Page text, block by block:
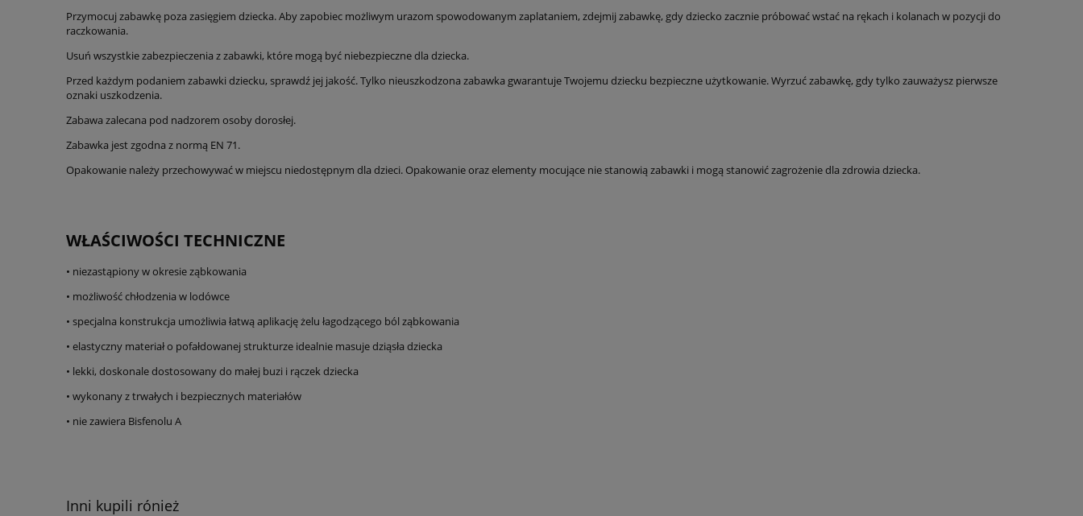
Przymocuj zabawkę poza zasięgiem dziecka. Aby zapobiec możliwym urazom spowodowanym zaplataniem, zdejmij zabawkę, gdy dziecko zacznie próbować wstać na rękach i kolanach w pozycji do
raczkowania.
Usuń wszystkie zabezpieczenia z zabawki, które mogą być niebezpieczne dla dziecka.
Przed każdym podaniem zabawki dziecku, sprawdź jej jakość. Tylko nieuszkodzona zabawka gwarantuje Twojemu dziecku bezpieczne użytkowanie. Wyrzuć zabawkę, gdy tylko zauważysz pierwsze
oznaki uszkodzenia.
Zabawa zalecana pod nadzorem osoby dorosłej.
Zabawka jest zgodna z normą EN 71.
Opakowanie należy przechowywać w miejscu niedostępnym dla dzieci. Opakowanie oraz elementy mocujące nie stanowią zabawki i mogą stanowić zagrożenie dla zdrowia dziecka.
WŁAŚCIWOŚCI TECHNICZNE
• niezastąpiony w okresie ząbkowania
• możliwość chłodzenia w lodówce
• specjalna konstrukcja umożliwia łatwą aplikację żelu łagodzącego ból ząbkowania
• elastyczny materiał o pofałdowanej strukturze idealnie masuje dziąsła dziecka
• lekki, doskonale dostosowany do małej buzi i rączek dziecka
• wykonany z trwałych i bezpiecznych materiałów
• nie zawiera Bisfenolu A
Inni kupili rónież